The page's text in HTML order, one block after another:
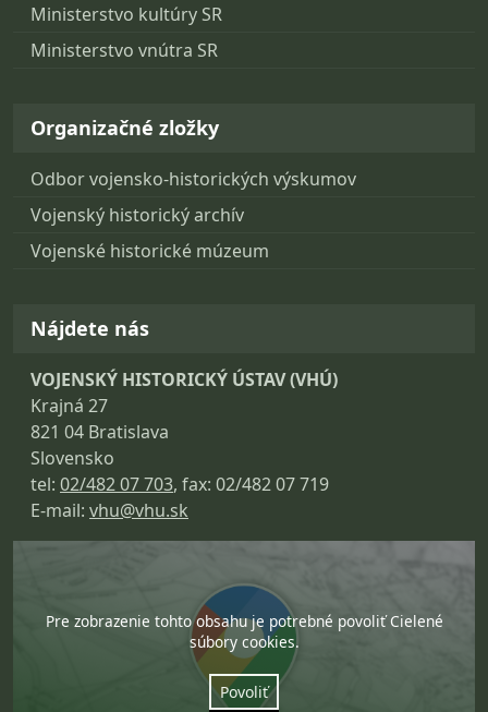
Ministerstvo kultúry SR
Ministerstvo vnútra SR
Organizačné zložky
Odbor vojensko-historických výskumov
Vojenský historický archív
Vojenské historické múzeum
Nájdete nás
VOJENSKÝ HISTORICKÝ ÚSTAV (VHÚ)
Krajná 27
821 04 Bratislava
Slovensko
tel: 02/482 07 703, fax: 02/482 07 719
E-mail: vhu@vhu.sk
Pre zobrazenie tohto obsahu je potrebné povoliť Cielené
súbory cookies.
Povoliť